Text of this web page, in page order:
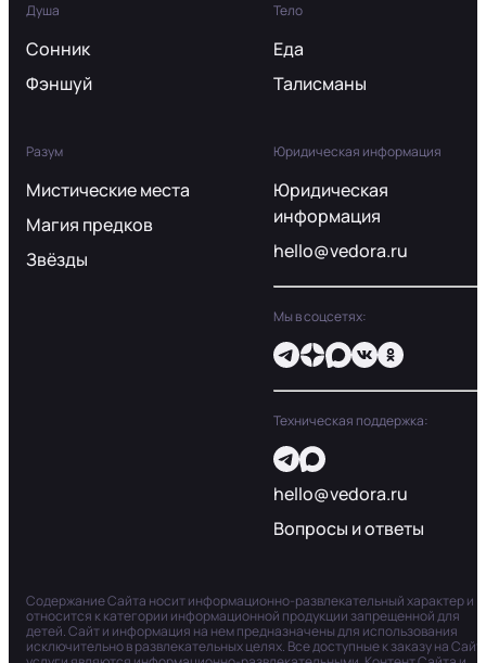
Душа
Сонник
Фэншуй
Тело
Еда
Талисманы
Разум
Мистические места
Магия предков
Звёзды
Юридическая информация
Юридическая
информация
hello@vedora.ru
Мы в соцсетях:
Техническая поддержка:
hello@vedora.ru
Вопросы и ответы
Содержание Сайта носит информационно-развлекательный характер и
относится к категории информационной продукции запрещенной для
детей. Сайт и информация на нем предназначены для использования
исключительно в развлекательных целях. Все доступные к заказу на